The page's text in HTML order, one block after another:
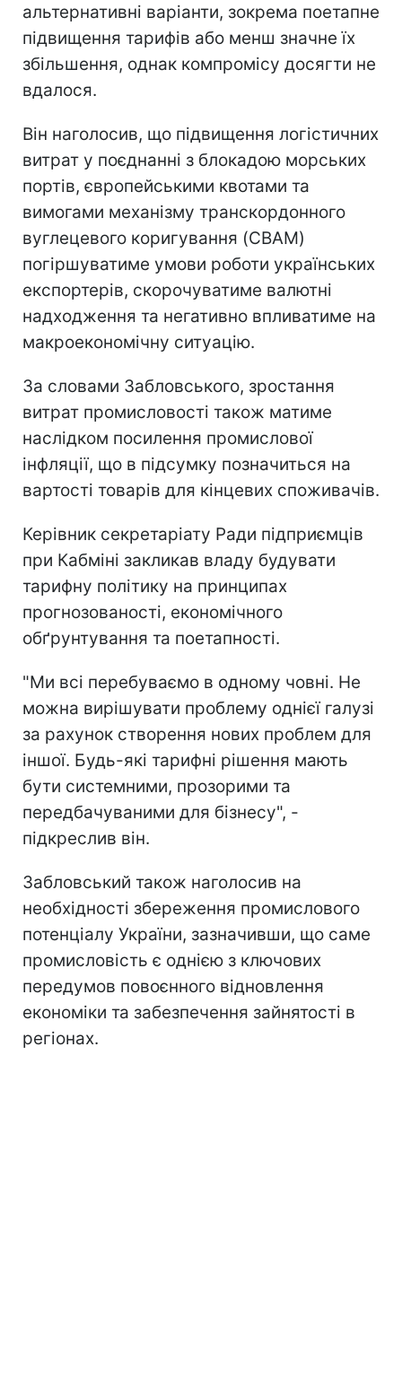
альтернативні варіанти, зокрема поетапне
підвищення тарифів або менш значне їх
збільшення, однак компромісу досягти не
вдалося.
Він наголосив, що підвищення логістичних
витрат у поєднанні з блокадою морських
портів, європейськими квотами та
вимогами механізму транскордонного
вуглецевого коригування (CBAM)
погіршуватиме умови роботи українських
експортерів, скорочуватиме валютні
надходження та негативно впливатиме на
макроекономічну ситуацію.
За словами Забловського, зростання
витрат промисловості також матиме
наслідком посилення промислової
інфляції, що в підсумку позначиться на
вартості товарів для кінцевих споживачів.
Керівник секретаріату Ради підприємців
при Кабміні закликав владу будувати
тарифну політику на принципах
прогнозованості, економічного
обґрунтування та поетапності.
"Ми всі перебуваємо в одному човні. Не
можна вирішувати проблему однієї галузі
за рахунок створення нових проблем для
іншої. Будь-які тарифні рішення мають
бути системними, прозорими та
передбачуваними для бізнесу", -
підкреслив він.
Забловський також наголосив на
необхідності збереження промислового
потенціалу України, зазначивши, що саме
промисловість є однією з ключових
передумов повоєнного відновлення
економіки та забезпечення зайнятості в
регіонах.